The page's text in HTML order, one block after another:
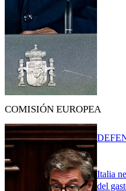
COMISIÓN EUROPEA
Italia
del